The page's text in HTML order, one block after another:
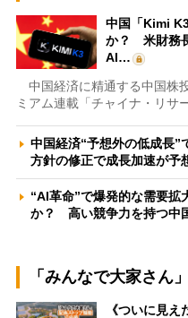
中国「Kimi
か？ 米財務
AI…
中国経済に精通する中国株
ミアム連載「チャイナ・リサ
中国経済“予想外の低成長
方針の修正で成長加速が予
“AI革命”で爆発的な需要拡
か？ 高い競争力を持つ中
「みんなで大家さん
《ついに見